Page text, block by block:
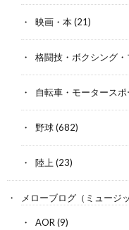
映画・本(21)
格闘技・ボクシング・
自転車・モータースポ
野球(682)
陸上 (23)
メローブログ（ミュージ
AOR (9)